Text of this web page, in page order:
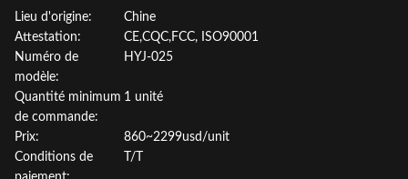
Lieu d'origine:
Chine
Attestation:
CE,CQC,FCC, ISO90001
Numéro de
modèle:
HYJ-025
Quantité minimum
de commande:
1 unité
Prix:
860~2299usd/unit
Conditions de
T/T